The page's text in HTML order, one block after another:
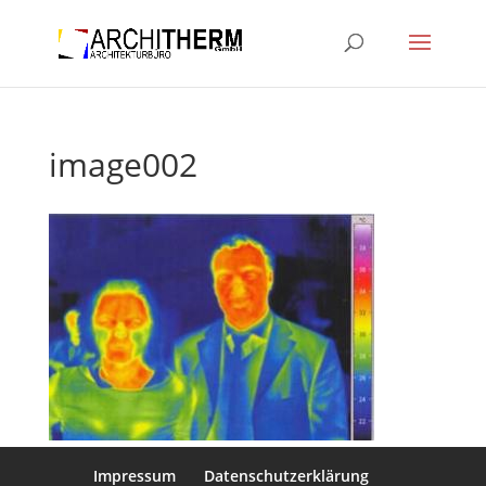
image002
Impressum Datenschutzerklärung